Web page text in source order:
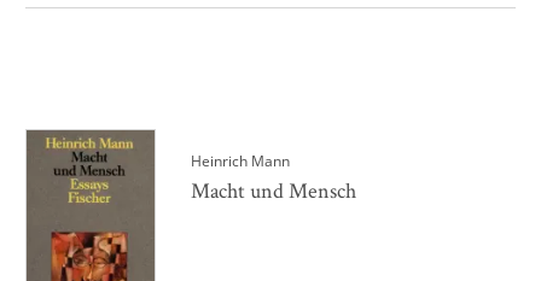
Heinrich Mann
Macht und Mensch